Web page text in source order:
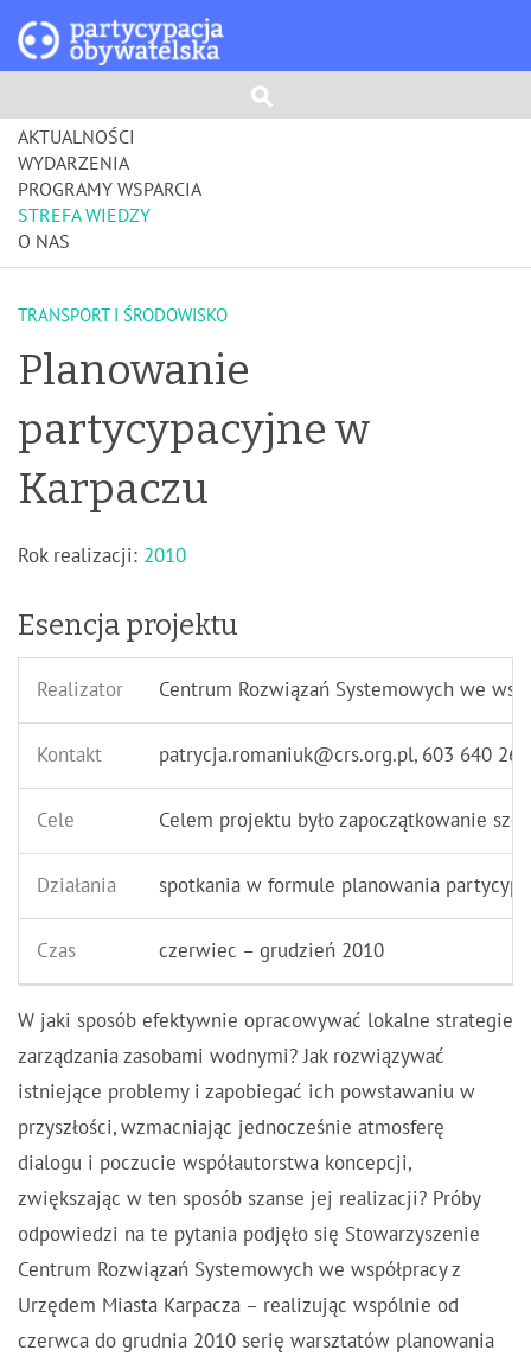
AKTUALNOŚCI
WYDARZENIA
PROGRAMY WSPARCIA
STREFA WIEDZY
O NAS
TRANSPORT I ŚRODOWISKO
Planowanie
partycypacyjne w
Karpaczu
Rok realizacji: 2010
Esencja projektu
Realizator Centrum Rozwiązań Systemowych we
Kontakt patrycja.romaniuk@crs.org.pl, 603 640 268
Cele Celem projektu było zapoczątkowanie
Działania spotkania w formule planowania
Czas czerwiec – grudzień 2010
W jaki sposób efektywnie opracowywać lokalne strategie
zarządzania zasobami wodnymi? Jak rozwiązywać
istniejące problemy i zapobiegać ich powstawaniu w
przyszłości, wzmacniając jednocześnie atmosferę
dialogu i poczucie współautorstwa koncepcji,
zwiększając w ten sposób szanse jej realizacji? Próby
odpowiedzi na te pytania podjęło się Stowarzyszenie
Centrum Rozwiązań Systemowych we współpracy z
Urzędem Miasta Karpacza – realizując wspólnie od
czerwca do grudnia 2010 serię warsztatów planowania